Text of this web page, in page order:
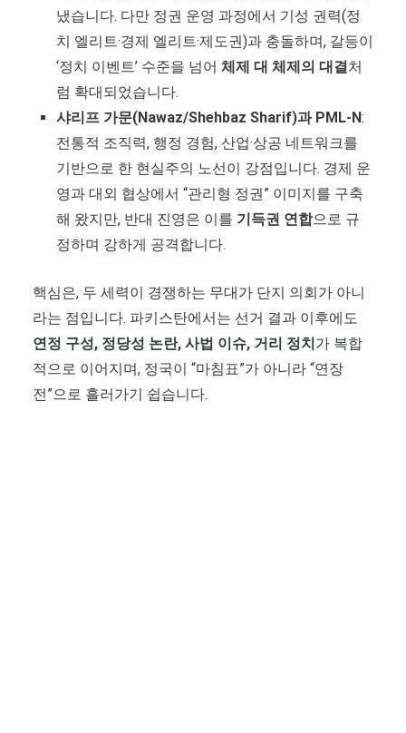
냈습니다. 다만 정권 운영 과정에서 기성 권력(정
치 엘리트·경제 엘리트·제도권)과 충돌하며, 갈등이
‘정치 이벤트’ 수준을 넘어 체제 대 체제의 대결처
럼 확대되었습니다.
샤리프 가문(Nawaz/Shehbaz Sharif)과 PML-N:
전통적 조직력, 행정 경험, 산업·상공 네트워크를
기반으로 한 현실주의 노선이 강점입니다. 경제 운
영과 대외 협상에서 “관리형 정권” 이미지를 구축
해 왔지만, 반대 진영은 이를 기득권 연합으로 규
정하며 강하게 공격합니다.
핵심은, 두 세력이 경쟁하는 무대가 단지 의회가 아니
라는 점입니다. 파키스탄에서는 선거 결과 이후에도
연정 구성, 정당성 논란, 사법 이슈, 거리 정치 가 복합
적으로 이어지며, 정국이 “마침표”가 아니라 “연장
전”으로 흘러가기 쉽습니다.